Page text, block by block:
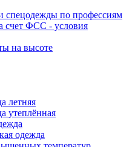
спецодежды по профессиям
счет ФСС - условия
на высоте
летняя
утеплённая
одежда